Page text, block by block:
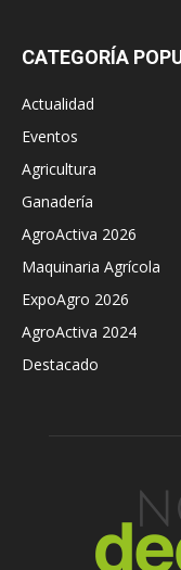
CATEGORÍA
Actualidad
Eventos
Agricultura
Ganadería
AgroActiva 2026
Maquinaria Agrícola
ExpoAgro 2026
AgroActiva 2024
Destacado